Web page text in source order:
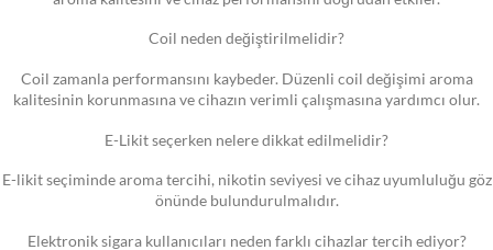
Coil neden değiştirilmelidir?
Coil zamanla performansını kaybeder. Düzenli coil değişimi aroma
kalitesinin korunmasına ve cihazın verimli çalışmasına yardımcı olur.
E-Likit seçerken nelere dikkat edilmelidir?
E-likit seçiminde aroma tercihi, nikotin seviyesi ve cihaz uyumluluğu göz
önünde bulundurulmalıdır.
Elektronik sigara kullanıcıları neden farklı cihazlar tercih ediyor?